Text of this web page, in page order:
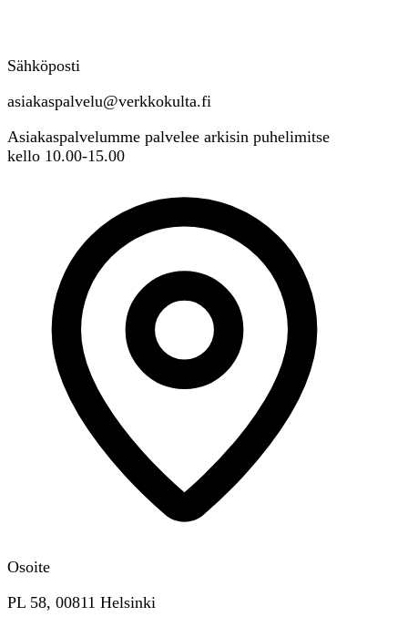
Sähköposti
asiakaspalvelu@verkkokulta.fi
Asiakaspalvelumme palvelee arkisin puhelimitse
kello 10.00-15.00
Osoite
PL 58, 00811 Helsinki